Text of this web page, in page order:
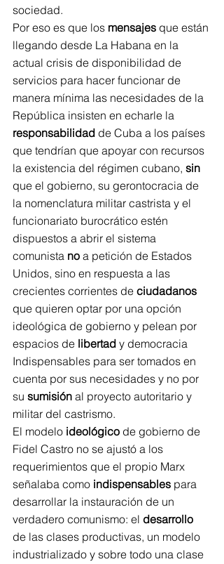
sociedad.
Por eso es que los mensajes que están
llegando desde La Habana en la
actual crisis de disponibilidad de
servicios para hacer funcionar de
manera mínima las necesidades de la
República insisten en echarle la
responsabilidad de Cuba a los países
que tendrían que apoyar con recursos
la existencia del régimen cubano, sin
que el gobierno, su gerontocracia de
la nomenclatura militar castrista y el
funcionariato burocrático estén
dispuestos a abrir el sistema
comunista no a petición de Estados
Unidos, sino en respuesta a las
crecientes corrientes de ciudadanos
que quieren optar por una opción
ideológica de gobierno y pelean por
espacios de libertad y democracia
Indispensables para ser tomados en
cuenta por sus necesidades y no por
su sumisión al proyecto autoritario y
militar del castrismo.
El modelo ideológico de gobierno de
Fidel Castro no se ajustó a los
requerimientos que el propio Marx
señalaba como indispensables para
desarrollar la instauración de un
verdadero comunismo: el desarrollo
de las clases productivas, un modelo
industrializado y sobre todo una clase